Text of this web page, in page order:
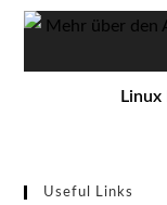
Useful Links